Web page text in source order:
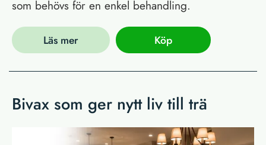
som behövs för en enkel behandling.
Läs mer Köp
Bivax som ger nytt liv till trä